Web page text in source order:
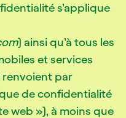
s’applique
) ainsi qu’à tous les
et services
renvoient par
de confidentialité
web »), à moins que